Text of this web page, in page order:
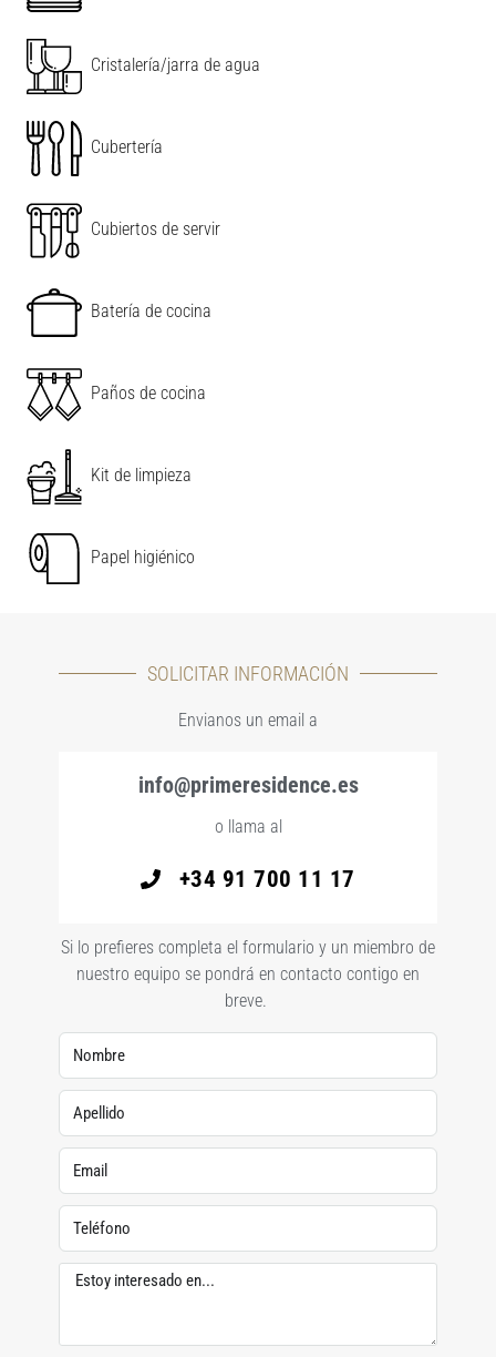
Cristalería/jarra de agua
Cubertería
Cubiertos de servir
Batería de cocina
Paños de cocina
Kit de limpieza
Papel higiénico
SOLICITAR INFORMACIÓN
Envianos un email a
info@primeresidence.es
o llama al
+34 91 700 11 17
Si lo prefieres completa el formulario y un miembro de
nuestro equipo se pondrá en contacto contigo en
breve.